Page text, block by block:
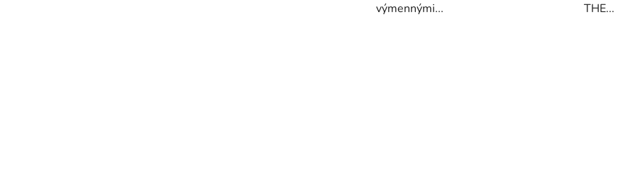
výmennými...
THE...